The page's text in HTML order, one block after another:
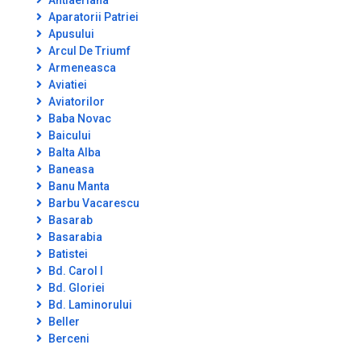
Aparatorii Patriei
Apusului
Arcul De Triumf
Armeneasca
Aviatiei
Aviatorilor
Baba Novac
Baicului
Balta Alba
Baneasa
Banu Manta
Barbu Vacarescu
Basarab
Basarabia
Batistei
Bd. Carol I
Bd. Gloriei
Bd. Laminorului
Beller
Berceni